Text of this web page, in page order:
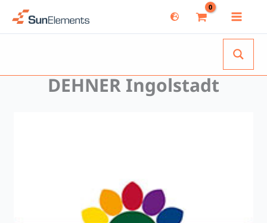
Inhalt
DEHNER Ingolstadt